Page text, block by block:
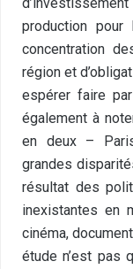
production
concentration
région et
espérer faire
également à
en deux –
grandes
résultat des
inexistantes en
cinéma,
étude n’est pas